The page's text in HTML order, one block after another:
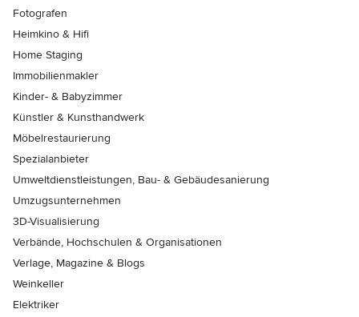
Fotografen
Heimkino & Hifi
Home Staging
Immobilienmakler
Kinder- & Babyzimmer
Künstler & Kunsthandwerk
Möbelrestaurierung
Spezialanbieter
Umweltdienstleistungen, Bau- & Gebäudesanierung
Umzugsunternehmen
3D-Visualisierung
Verbände, Hochschulen & Organisationen
Verlage, Magazine & Blogs
Weinkeller
Elektriker